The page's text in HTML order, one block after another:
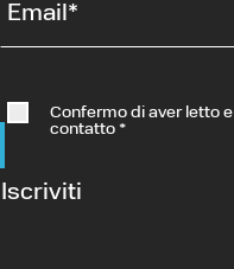
Email *
Confermo di aver letto
contatto *
Iscriviti